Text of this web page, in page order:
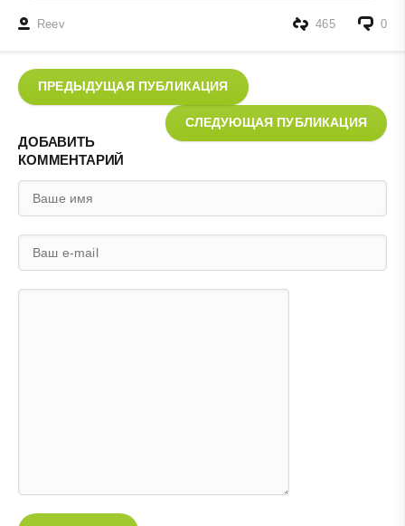
Reev 0
465
ПРЕДЫДУЩАЯ ПУБЛИКАЦИЯ
СЛЕДУЮЩАЯ ПУБЛИКАЦИЯ
ДОБАВИТЬ
КОММЕНТАРИЙ